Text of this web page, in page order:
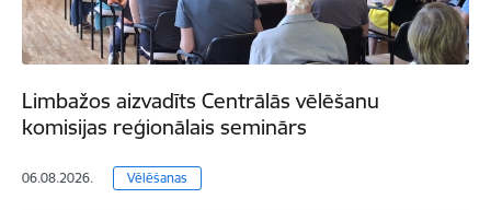
Limbažos aizvadīts Centrālās vēlēšanu
komisijas reģionālais seminārs
06.08.2026. Vēlēšanas